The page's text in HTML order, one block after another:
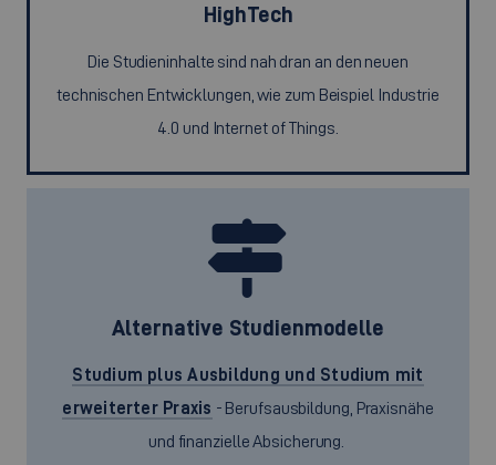
HighTech
Die Studieninhalte sind nah dran an den neuen
technischen Entwicklungen, wie zum Beispiel Industrie
4.0 und Internet of Things.
Alternative Studienmodelle
Studium plus Ausbildung und Studium mit
erweiterter Praxis - Berufsausbildung, Praxisnähe
und finanzielle Absicherung.